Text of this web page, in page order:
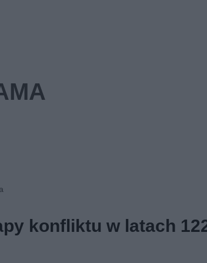
konfliktu w latach